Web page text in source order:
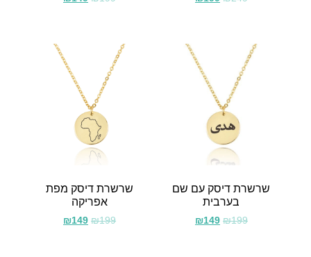
שרשרת דיסק עם שם
בערבית
₪199
₪149
שרשרת דיסק מפת
אפריקה
₪199
₪149